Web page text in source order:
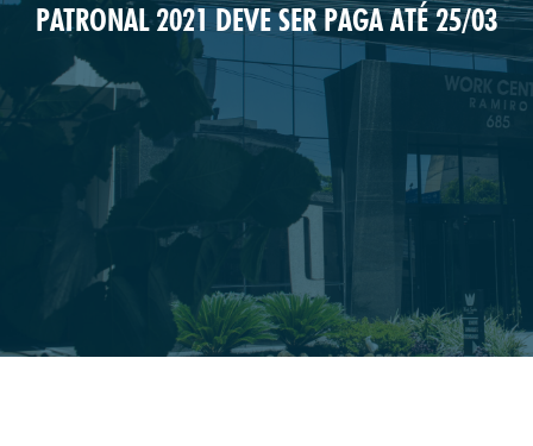
PATRONAL 2021 DEVE SER PAGA ATÉ 25/03